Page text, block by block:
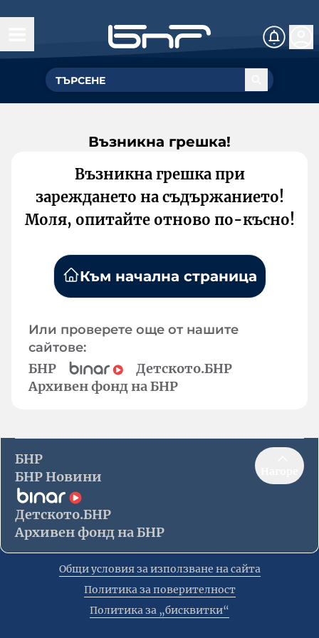
Възникна грешка!
Възникна грешка при
зареждането на съдържанието!
Моля, опитайте отново по-късно!
Към начална страница
Или проверете още от нашите
сайтове:
БНР
Детското.БНР
Архивен фонд на БНР
БНР
БНР Новини
Детското.БНР
Архивен фонд на БНР
Общи условия за използване на сайта
Политика за поверителност
Политика за „бисквитки“